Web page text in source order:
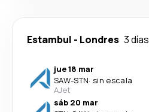
Estambul - Londres 3 días
jue 18 mar
SAW-STN· sin escala
AJet
sáb 20 mar